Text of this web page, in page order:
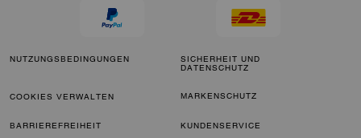
NUTZUNGSBEDINGUNGEN
SICHERHEIT UND
DATENSCHUTZ
COOKIES VERWALTEN MARKENSCHUTZ
BARRIEREFREIHEIT KUNDENSERVICE